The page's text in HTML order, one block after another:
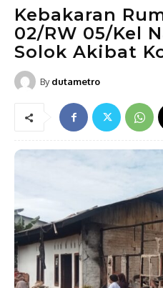
Kebakaran
02/RW 05/Kel
Solok Akibat
By dutametro